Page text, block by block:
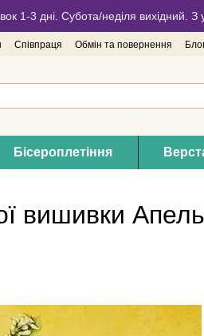
1-3 дні. Субота/неділя вихідний.
Співпраця Обмін та повернення
Бісероплетіння
вишивки